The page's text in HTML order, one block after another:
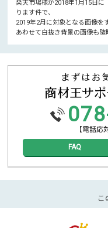
楽天市場様が2018年1月15日
ります件で、
2019年2月に対象となる画像を
あわせて白抜き背景の画像も随
【電話応
FAQ
こ